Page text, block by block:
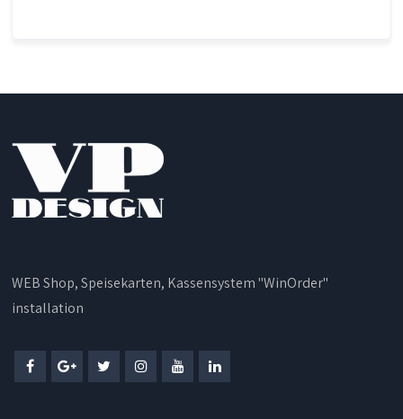
WEB Shop, Speisekarten, Kassensystem "WinOrder"
installation